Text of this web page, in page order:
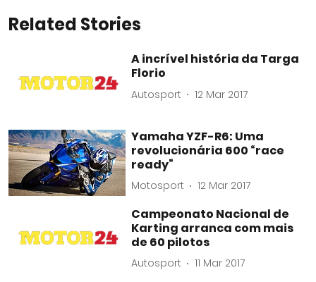
Related Stories
A incrível história da Targa
Florio
Autosport 12 Mar 2017
Yamaha YZF-R6: Uma
revolucionária 600 “race
ready”
Motosport 12 Mar 2017
Campeonato Nacional de
Karting arranca com mais
de 60 pilotos
Autosport 11 Mar 2017